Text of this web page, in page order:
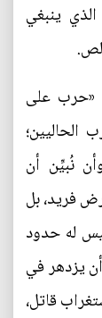
ينبغي
«حرب على
الحاليين؛
نُبيِّن أن
فريد، بل
له حدود
يزدهر في
قاتل،